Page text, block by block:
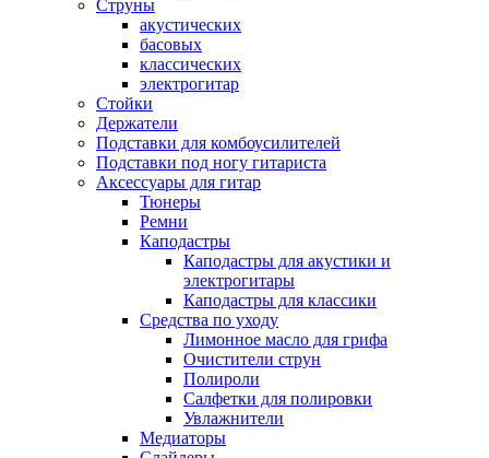
Струны
акустических
басовых
классических
электрогитар
Стойки
Держатели
Подставки для комбоусилителей
Подставки под ногу гитариста
Аксессуары для гитар
Тюнеры
Ремни
Каподастры
Каподастры для акустики и
электрогитары
Каподастры для классики
Средства по уходу
Лимонное масло для грифа
Очистители струн
Полироли
Салфетки для полировки
Увлажнители
Медиаторы